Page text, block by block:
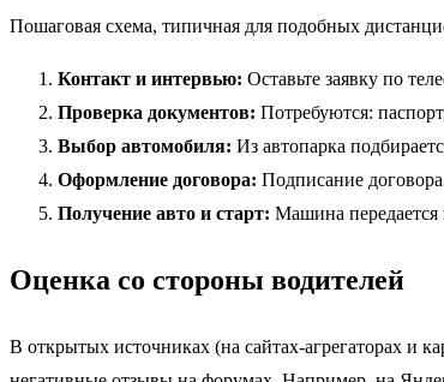
Пошаговая схема, типичная для подобных
Контакт и интервью: Оставьте заявку по
Проверка документов: Потребуются:
Выбор автомобиля: Из автопарка
Оформление договора: Подписание
Получение авто и старт: Машина передается
Оценка со стороны водителей
В открытых источниках (на сайтах-агрегаторах и